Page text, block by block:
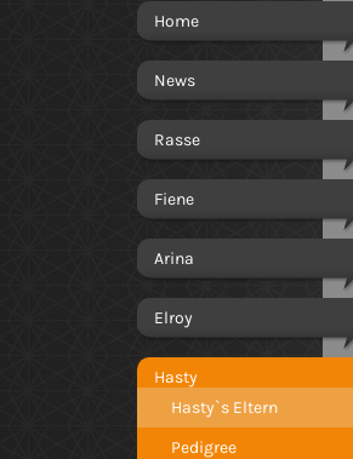
Home
News
Rasse
Fiene
Arina
Elroy
Hasty
Hasty`s Eltern
Pedigree